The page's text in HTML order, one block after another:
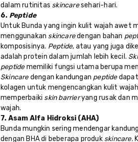
dalam rutinitas skincaresehari-hari.
6. Peptide
Untuk Bunda yang ingin kulit wajah awet
menggunakan skincaredengan bahan
komposisinya. Peptide, atau yang juga
adalah protein dalam jumlah lebih kecil.
peptidememiliki fungsi utama berupa
Skincaredengan kandungan peptide
kolagen untuk mengencangkan kulit
memperbaiki skin barrieryang rusak dan
wajah.
7. Asam Alfa Hidroksi (AHA)
Bunda mungkin sering mendengar
dengan BHA di beberapa produk skincare.